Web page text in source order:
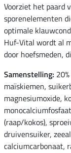
Voorziet het paard
sporenelementen
optimale
Huf-Vital wordt al
door hoefsmeden,
Samenstelling:
maïskiemen,
magnesiumoxide,
(raap/kokos),
druivensuiker,
calciumcarbonaat,